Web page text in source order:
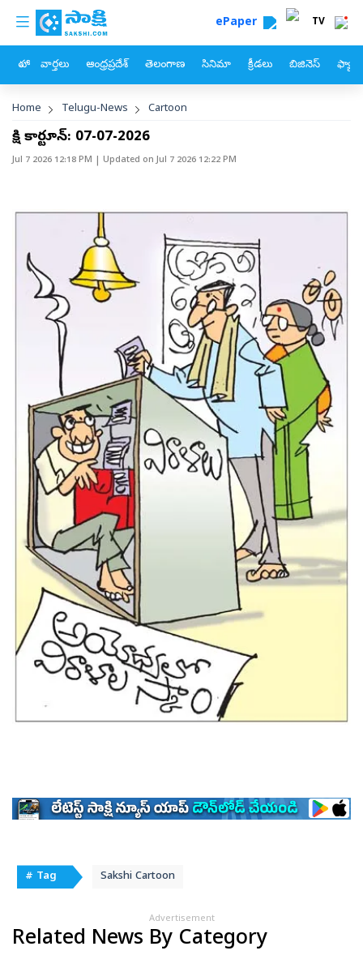
Skip to main content
custom menu ePaper TV
హోం వార్తలు ఆంధ్రప్రదేశ్ తెలంగాణ సినిమా క్రీడలు బిజినెస్
Breadcrumb
Home Telugu-News Cartoon
సాక్షి కార్టూన్‌: 07-07-2026
Jul 7 2026 12:18 PM | Updated onJul 7 2026 12:22 PM
# Tag Sakshi Cartoon
Advertisement
Related News By Category